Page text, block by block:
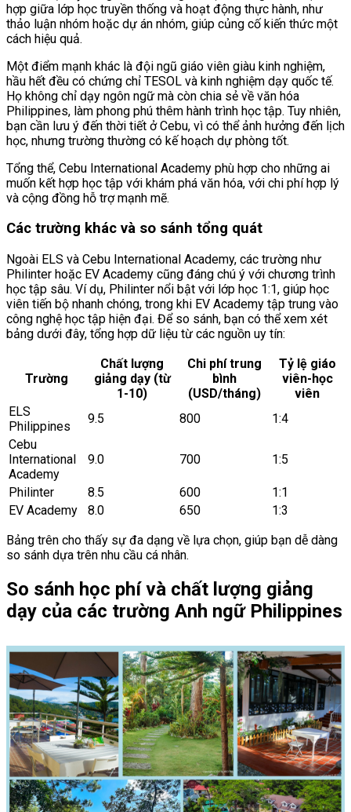
hợp giữa lớp học truyền thống và hoạt động thực hành, như
thảo luận nhóm hoặc dự án nhóm, giúp củng cố kiến thức một
cách hiệu quả.
Một điểm mạnh khác là đội ngũ giáo viên giàu kinh nghiệm,
hầu hết đều có chứng chỉ TESOL và kinh nghiệm dạy quốc tế.
Họ không chỉ dạy ngôn ngữ mà còn chia sẻ về văn hóa
Philippines, làm phong phú thêm hành trình học tập. Tuy nhiên,
bạn cần lưu ý đến thời tiết ở Cebu, vì có thể ảnh hưởng đến lịch
học, nhưng trường thường có kế hoạch dự phòng tốt.
Tổng thể, Cebu International Academy phù hợp cho những ai
muốn kết hợp học tập với khám phá văn hóa, với chi phí hợp lý
và cộng đồng hỗ trợ mạnh mẽ.
Các trường khác và so sánh tổng quát
Ngoài ELS và Cebu International Academy, các trường như
Philinter hoặc EV Academy cũng đáng chú ý với chương trình
học tập sâu. Ví dụ, Philinter nổi bật với lớp học 1:1, giúp học
viên tiến bộ nhanh chóng, trong khi EV Academy tập trung vào
công nghệ học tập hiện đại. Để so sánh, bạn có thể xem xét
bảng dưới đây, tổng hợp dữ liệu từ các nguồn uy tín:
Trường
Chất lượng
giảng dạy (từ
1-10)
Chi phí trung
bình
(USD/tháng)
Tỷ lệ giáo
viên-học
viên
ELS
Philippines
9.5 800
1:4
Cebu
International
Academy
9.0 700 1:5
Philinter 8.5 600
1:1
EV Academy
8.0 650
1:3
Bảng trên cho thấy sự đa dạng về lựa chọn, giúp bạn dễ dàng
so sánh dựa trên nhu cầu cá nhân.
So sánh học phí và chất lượng giảng
dạy của các trường Anh ngữ Philippines